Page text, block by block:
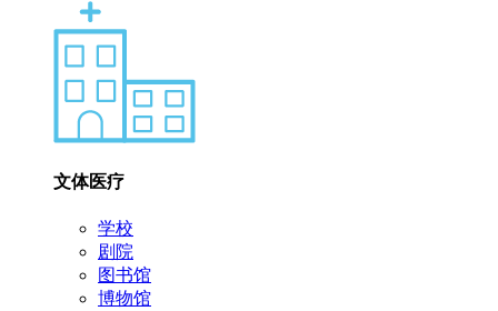
文体医疗
学校
剧院
图书馆
博物馆